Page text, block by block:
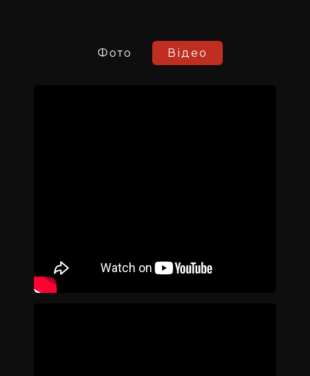
Фото Відео